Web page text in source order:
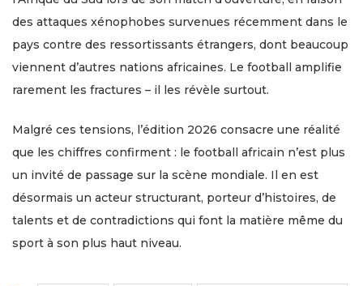
des attaques xénophobes survenues récemment dans le
pays contre des ressortissants étrangers, dont beaucoup
viennent d’autres nations africaines. Le football amplifie
rarement les fractures – il les révèle surtout.
Malgré ces tensions, l’édition 2026 consacre une réalité
que les chiffres confirment : le football africain n’est plus
un invité de passage sur la scène mondiale. Il en est
désormais un acteur structurant, porteur d’histoires, de
talents et de contradictions qui font la matière même du
sport à son plus haut niveau.